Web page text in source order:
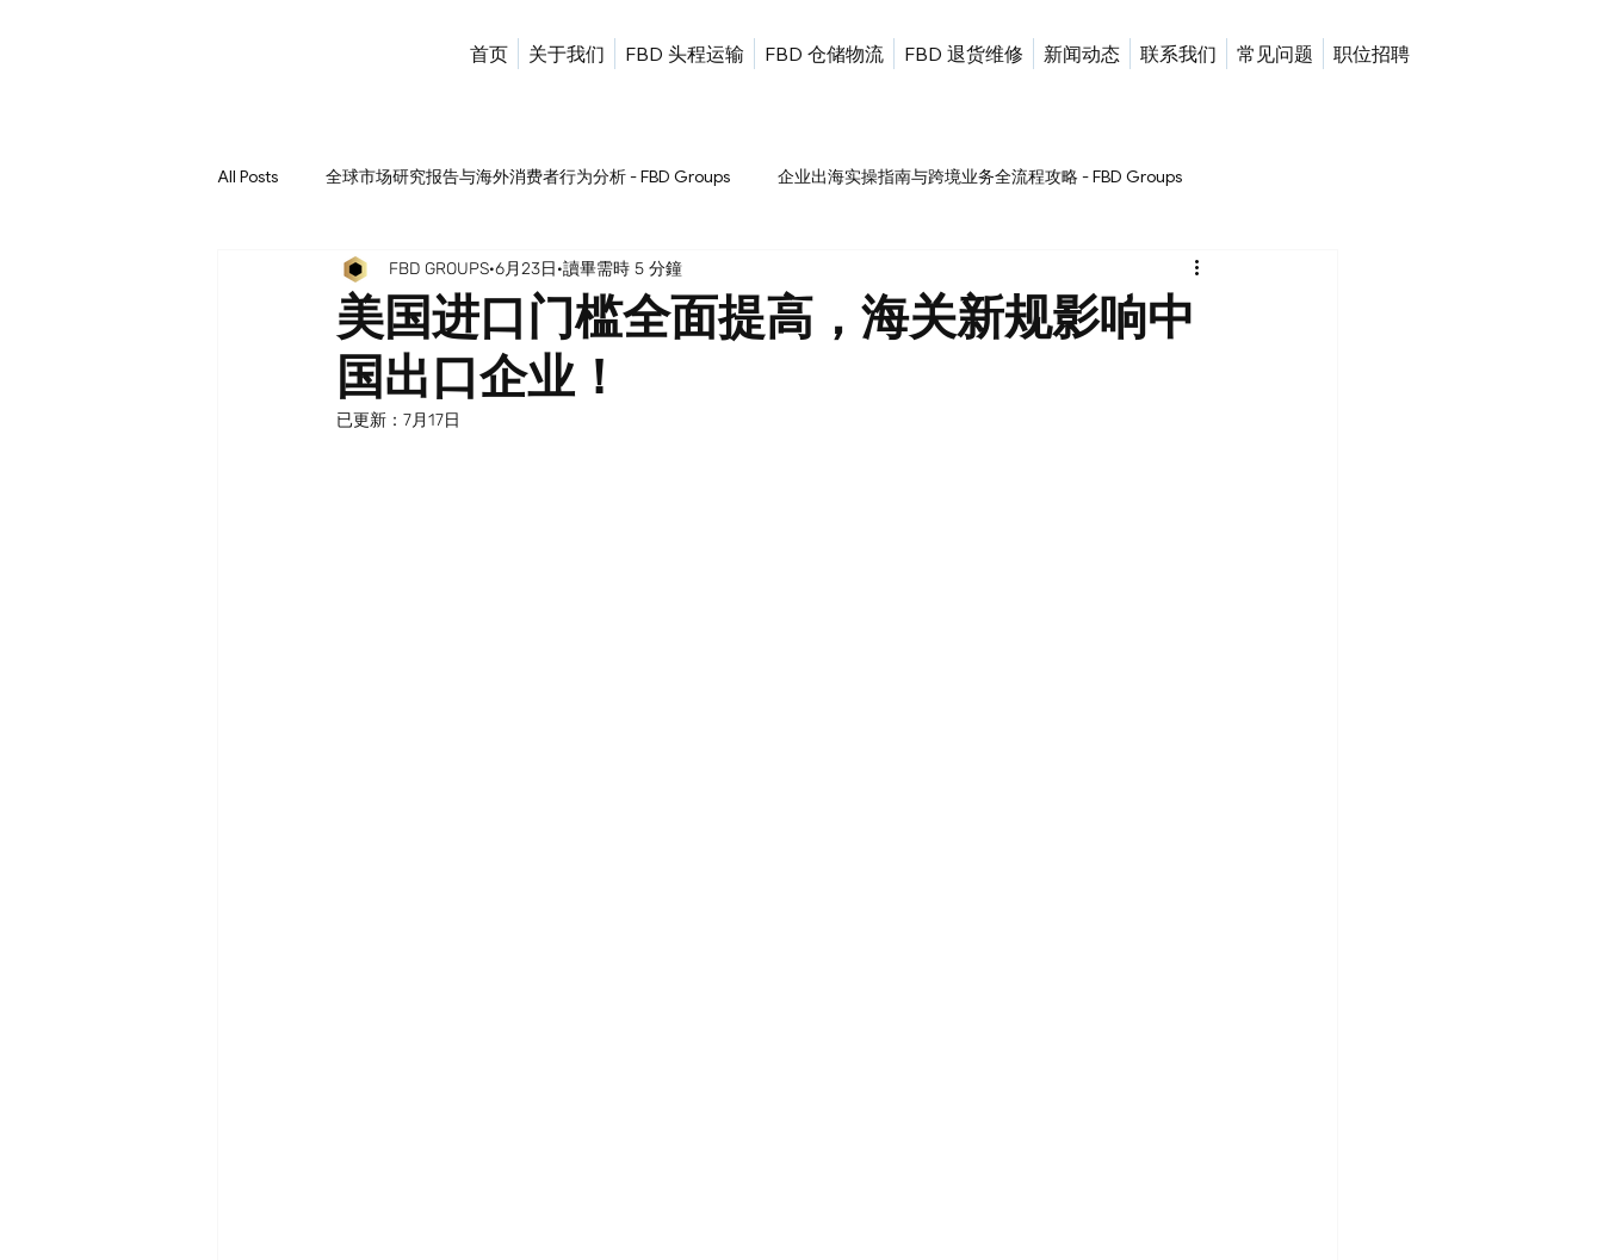
首页 关于我们 FBD 头程运输 FBD 仓储物流 FBD 退货维修 新闻动态 联系我们 常见问题 职位招聘
All Posts 全球市场研究报告与海外消费者行为分析 - FBD Groups 企业出海实操指南与跨境业务全流程攻略 - FBD Groups
最新跨境合规政策解读 - FBD Groups 全球商业行业动态与出海前沿趋势分析 - FBD Groups 国际时政要闻解读与经济热点分析 - FBD Groups
美国进口门槛全面提高，海关新规影响中
国出口企业！
FBD GROUPS 6月23日 讀畢需時 5 分鐘
已更新： 7月17日